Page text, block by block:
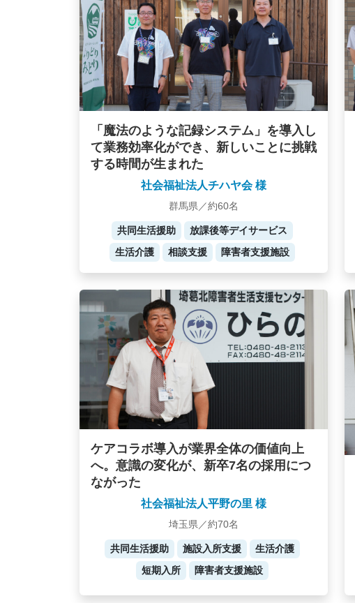
「魔法のような記録システム」を導入し
て業務効率化ができ、新しいことに挑戦
する時間が生まれた
社会福祉法人チハヤ会 様
群馬県／約60名
共同生活援助
放課後等デイサービス
生活介護
相談支援 障害者支援施設
ケアコラボ導入が業界全体の価値向上
へ。意識の変化が、新卒7名の採用につ
ながった
社会福祉法人平野の里 様
埼玉県／約70名
共同生活援助 施設入所支援
生活介護
短期入所
障害者支援施設